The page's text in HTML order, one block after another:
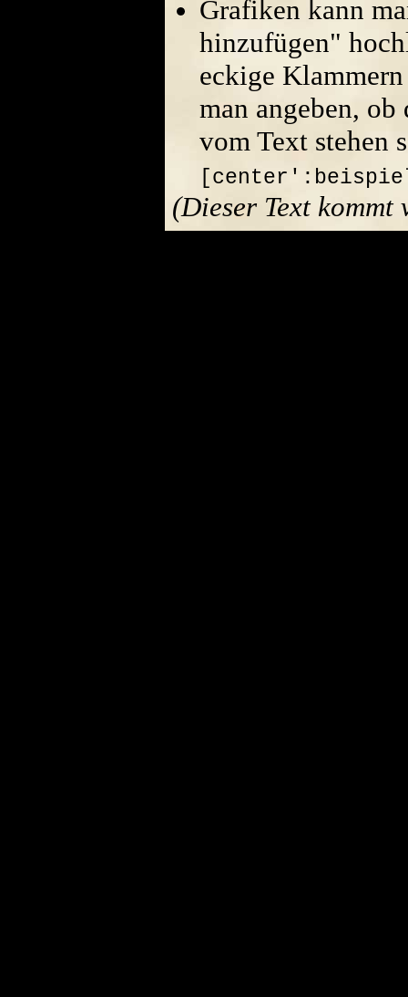
Grafiken kann
hinzufügen"
eckige
man angeben,
vom Text stehen
(Dieser Text kommt